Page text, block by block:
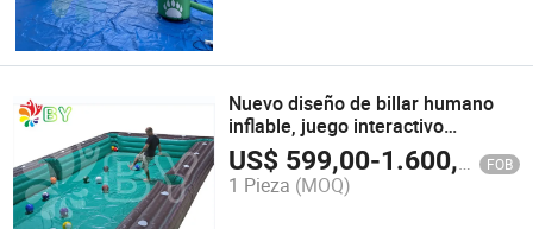
Nuevo diseño de billar humano
inflable, juego interactivo
humano, mesa de fútbol inflable
para la venta
US$ 599,00-1.600,00 FOB
1 Pieza (MOQ)